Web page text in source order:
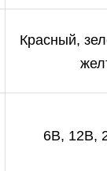
Красный,
6В, 12В,